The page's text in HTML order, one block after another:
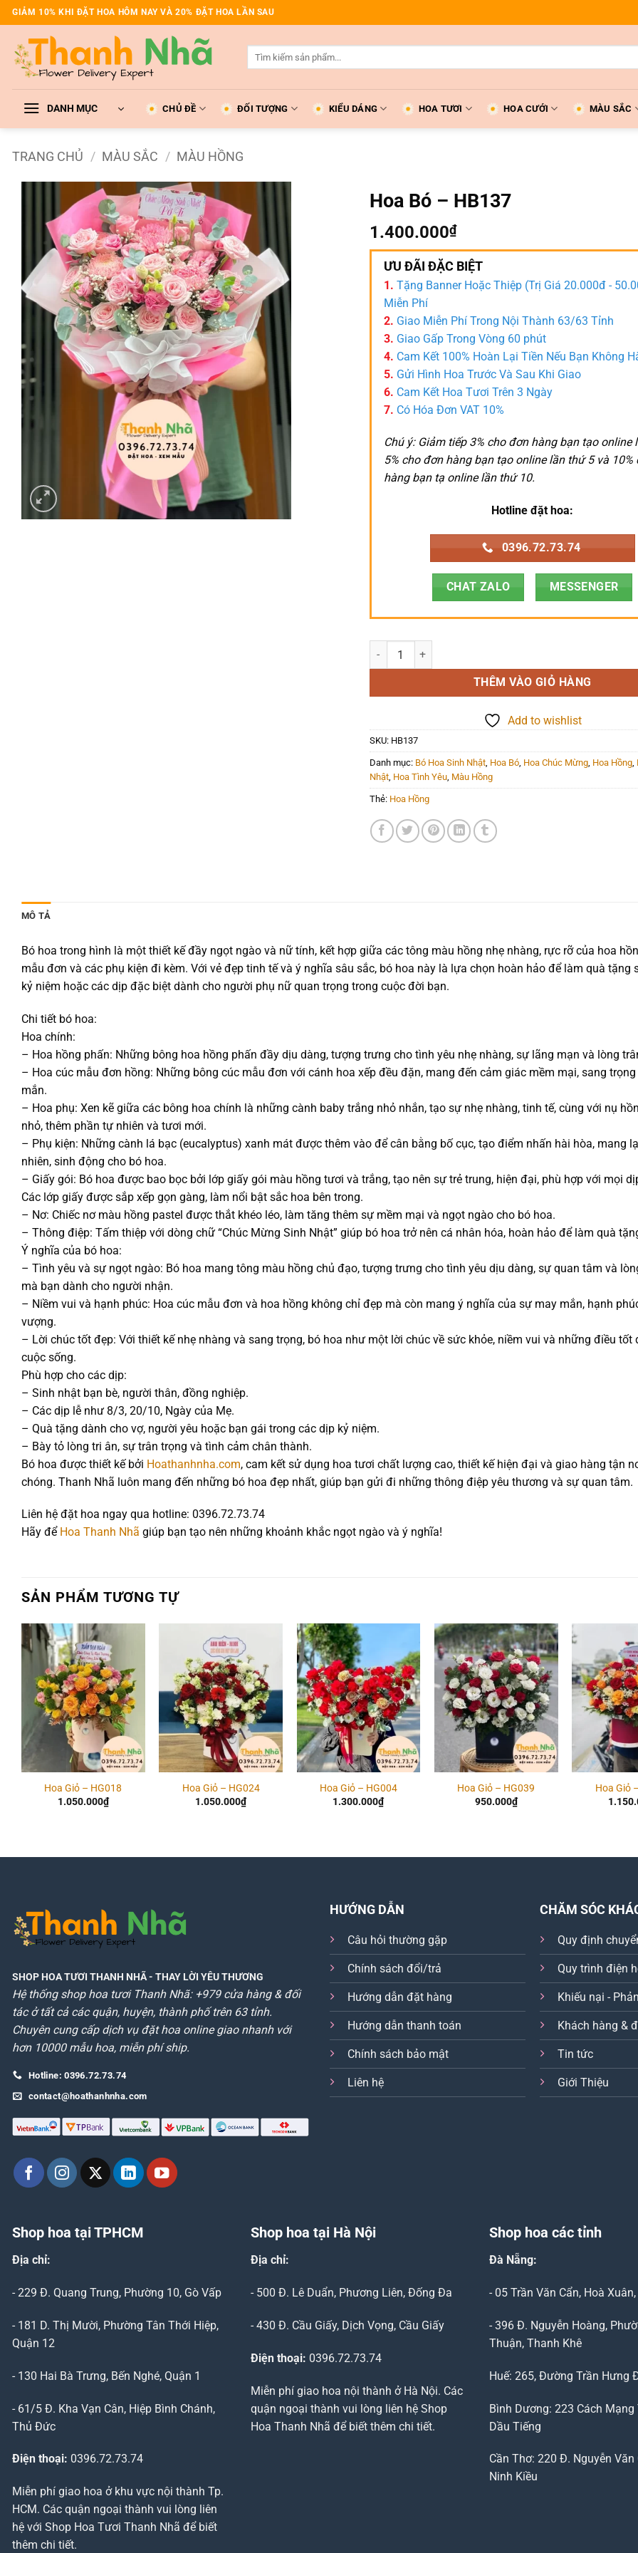
Bỏ
qua
dung
GIẢM 10% KHI ĐẶT HOA HÔM NAY VÀ 20% ĐẶT HOA LẦN SAU
DANH MỤC CHỦ ĐỀ ĐỐI TƯỢNG KIỂU DÁNG HOA TƯƠI HOA CƯỚI MÀU SẮC
TRANG CHỦ / MÀU SẮC / MÀU HỒNG
Add to
Hoa Bó – HB137
1.400.000₫
ƯU ĐÃI ĐẶC BIỆT
1. Tặng Banner Hoặc Thiệp (Trị Giá 20.000đ -
Miễn Phí
2. Giao Miễn Phí Trong Nội Thành 63/63 Tỉnh
3. Giao Gấp Trong Vòng 60 phút
4. Cam Kết 100% Hoàn Lại Tiền Nếu Bạn Không
5. Gửi Hình Hoa Trước Và Sau Khi Giao
6. Cam Kết Hoa Tươi Trên 3 Ngày
7. Có Hóa Đơn VAT 10%
Chú ý: Giảm tiếp 3% cho đơn hàng bạn tạo online
5% cho đơn hàng bạn tạo online lần thứ 5 và 10%
hàng bạn tạ online lần thứ 10.
Hotline đặt hoa:
0396.72.73.74
CHAT ZALO MESSENGER
Hoa Bó - HB137 số lượng
THÊM VÀO GIỎ HÀNG
Add to wishlist
SKU: HB137
Danh mục: Bó Hoa Sinh Nhật, Hoa Bó, Hoa Chúc Mừng, Hoa Hồng,
Nhật, Hoa Tình Yêu, Màu Hồng
Thẻ: Hoa Hồng
MÔ TẢ
Bó hoa trong hình là một thiết kế đầy ngọt ngào và nữ tính, kết hợp giữa các tông màu hồng nhẹ nhàng, rực rỡ của hoa
mẫu đơn và các phụ kiện đi kèm. Với vẻ đẹp tinh tế và ý nghĩa sâu sắc, bó hoa này là lựa chọn hoàn hảo để làm quà tặng
kỷ niệm hoặc các dịp đặc biệt dành cho người phụ nữ quan trọng trong cuộc đời bạn.
Chi tiết bó hoa:
Hoa chính:
– Hoa hồng phấn: Những bông hoa hồng phấn đầy dịu dàng, tượng trưng cho tình yêu nhẹ nhàng, sự lãng mạn và lòng
– Hoa cúc mẫu đơn hồng: Những bông cúc mẫu đơn với cánh hoa xếp đều đặn, mang đến cảm giác mềm mại, sang
mắn.
– Hoa phụ: Xen kẽ giữa các bông hoa chính là những cành baby trắng nhỏ nhắn, tạo sự nhẹ nhàng, tinh tế, cùng với nụ
nhỏ, thêm phần tự nhiên và tươi mới.
– Phụ kiện: Những cành lá bạc (eucalyptus) xanh mát được thêm vào để cân bằng bố cục, tạo điểm nhấn hài hòa, mang
nhiên, sinh động cho bó hoa.
– Giấy gói: Bó hoa được bao bọc bởi lớp giấy gói màu hồng tươi và trắng, tạo nên sự trẻ trung, hiện đại, phù hợp với mọi
Các lớp giấy được sắp xếp gọn gàng, làm nổi bật sắc hoa bên trong.
– Nơ: Chiếc nơ màu hồng pastel được thắt khéo léo, làm tăng thêm sự mềm mại và ngọt ngào cho bó hoa.
– Thông điệp: Tấm thiệp với dòng chữ “Chúc Mừng Sinh Nhật” giúp bó hoa trở nên cá nhân hóa, hoàn hảo để làm quà
Ý nghĩa của bó hoa:
– Tình yêu và sự ngọt ngào: Bó hoa mang tông màu hồng chủ đạo, tượng trưng cho tình yêu dịu dàng, sự quan tâm và
mà bạn dành cho người nhận.
– Niềm vui và hạnh phúc: Hoa cúc mẫu đơn và hoa hồng không chỉ đẹp mà còn mang ý nghĩa của sự may mắn, hạnh
vượng.
– Lời chúc tốt đẹp: Với thiết kế nhẹ nhàng và sang trọng, bó hoa như một lời chúc về sức khỏe, niềm vui và những điều tốt
cuộc sống.
Phù hợp cho các dịp:
– Sinh nhật bạn bè, người thân, đồng nghiệp.
– Các dịp lễ như 8/3, 20/10, Ngày của Mẹ.
– Quà tặng dành cho vợ, người yêu hoặc bạn gái trong các dịp kỷ niệm.
– Bày tỏ lòng tri ân, sự trân trọng và tình cảm chân thành.
Bó hoa được thiết kế bởi Hoathanhnha.com, cam kết sử dụng hoa tươi chất lượng cao, thiết kế hiện đại và giao hàng tận
chóng. Thanh Nhã luôn mang đến những bó hoa đẹp nhất, giúp bạn gửi đi những thông điệp yêu thương và sự quan tâm.
Liên hệ đặt hoa ngay qua hotline: 0396.72.73.74
Hãy để Hoa Thanh Nhã giúp bạn tạo nên những khoảnh khắc ngọt ngào và ý nghĩa!
SẢN PHẨM TƯƠNG TỰ
Add to
wishlist
Hoa Giỏ – HG018
1.050.000₫
Add to
wishlist
Hoa Giỏ – HG024
1.050.000₫
Add to
wishlist
Hoa Giỏ – HG004
1.300.000₫
Add to
wishlist
Hoa Giỏ – HG039
950.000₫
Hoa Giỏ
SHOP HOA TƯƠI THANH NHÃ- THAY LỜI YÊU THƯƠNG
Hệ thống shop hoa tươi Thanh Nhã: +979 cửa hàng & đối
tác ở tất cả các quận, huyện, thành phố trên 63 tỉnh.
Chuyên cung cấp dịch vụ đặt hoa online giao nhanh với
hơn 10000 mẫu hoa, miễn phí ship.
Hotline: 0396.72.73.74
contact@hoathanhnha.com
HƯỚNG DẪN
Câu hỏi thường gặp
Chính sách đổi/trả
Hướng dẫn đặt hàng
Hướng dẫn thanh toán
Chính sách bảo mật
Liên hệ
CHĂM SÓC
Quy định
Quy trình điện
Khiếu nại -
Khách hàng &
Tin tức
Giới Thiệu
Shop hoa tại TPHCM
Địa chỉ:
- 229 Đ. Quang Trung, Phường 10, Gò Vấp
- 181 D. Thị Mười, Phường Tân Thới Hiệp,
Quận 12
- 130 Hai Bà Trưng, Bến Nghé, Quận 1
- 61/5 Đ. Kha Vạn Cân, Hiệp Bình Chánh,
Thủ Đức
Điện thoại: 0396.72.73.74
Miễn phí giao hoa ở khu vực nội thành Tp.
HCM. Các quận ngoại thành vui lòng liên
hệ với Shop Hoa Tươi Thanh Nhã để biết
thêm chi tiết.
Shop hoa tại Hà Nội
Địa chỉ:
- 500 Đ. Lê Duẩn, Phương Liên, Đống Đa
- 430 Đ. Cầu Giấy, Dịch Vọng, Cầu Giấy
Điện thoại: 0396.72.73.74
Miễn phí giao hoa nội thành ở Hà Nội. Các
quận ngoại thành vui lòng liên hệ Shop
Hoa Thanh Nhã để biết thêm chi tiết.
Shop hoa các tỉnh
Đà Nẵng:
- 05 Trần Văn Cẩn, Hoà
- 396 Đ. Nguyễn Hoàng,
Thuận, Thanh Khê
Huế: 265, Đường Trần Hưng
Bình Dương: 223 Cách Mạng
Dầu Tiếng
Cần Thơ: 220 Đ. Nguyễn Văn
Ninh Kiều